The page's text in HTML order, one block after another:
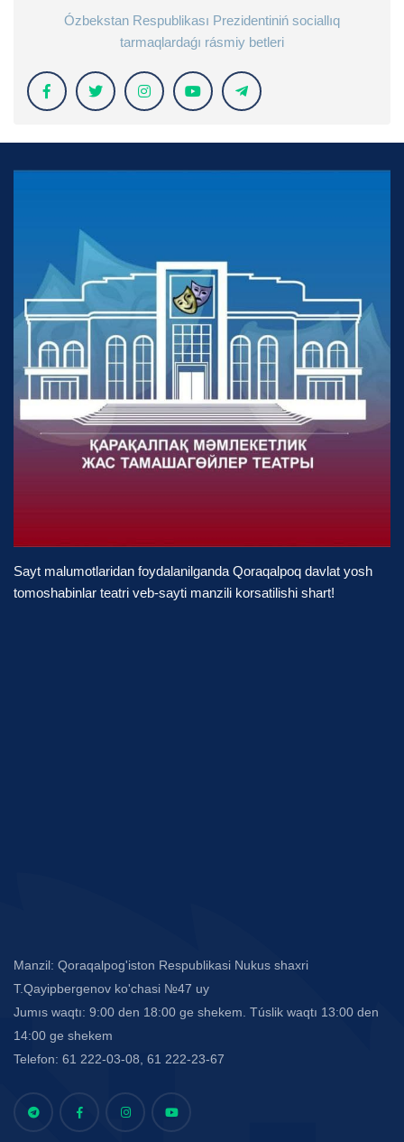
Ózbekstan Respublikası Prezidentiniń sociallıq
tarmaqlardaǵı rásmiy betleri
Sayt malumotlaridan foydalanilganda Qoraqalpoq davlat yosh
tomoshabinlar teatri veb-sayti manzili korsatilishi shart!
Manzil: Qoraqalpog'iston Respublikasi Nukus shaxri
T.Qayipbergenov ko'chasi №47 uy
Jumıs waqtı: 9:00 den 18:00 ge shekem. Túslik waqtı 13:00 den
14:00 ge shekem
Telefon: 61 222-03-08, 61 222-23-67